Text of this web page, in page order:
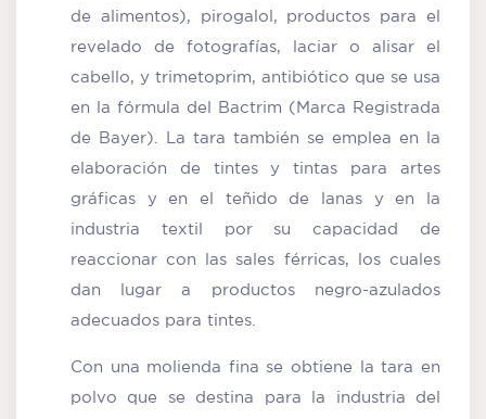
de alimentos), pirogalol, productos para el
revelado de fotografías, laciar o alisar el
cabello, y trimetoprim, antibiótico que se usa
en la fórmula del Bactrim (Marca Registrada
de Bayer). La tara también se emplea en la
elaboración de tintes y tintas para artes
gráficas y en el teñido de lanas y en la
industria textil por su capacidad de
reaccionar con las sales férricas, los cuales
dan lugar a productos negro-azulados
adecuados para tintes.
Con una molienda fina se obtiene la tara en
polvo que se destina para la industria del